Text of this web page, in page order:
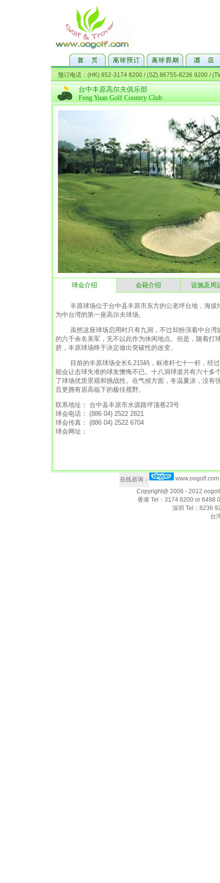
台中丰原高尔夫俱乐部
Feng Yuan Golf Country Club
球会介绍 会籍介绍 设施及周
丰原球场位于台中县丰原市东方的公老坪台地，海拔
为中台湾的第一座高尔夫球场。
虽然这座球场启用时只有九洞，不过却扮演着中台湾
的六千余名美军，无不以此作为休闲地点。但是，随着
挤，丰原球场终于决定做出突破性的改变。
目前的丰原球场全长6,215码，标准杆七十一杆，经过
能会让击球失准的球友懊悔不已。十八洞球道共有六十多
了球场优质景观和挑战性。在气候方面，冬温夏凉，没
且更拥有居高临下的极佳视野。
联系地址： 台中县丰原市水源路坪顶巷23号
球会电话： (886 04) 2522 2821
球会传真： (886 04) 2522 6704
球会网址：